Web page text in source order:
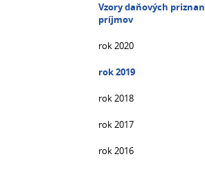
Vzory daňových
príjmov
rok 2020
rok 2019
rok 2018
rok 2017
rok 2016